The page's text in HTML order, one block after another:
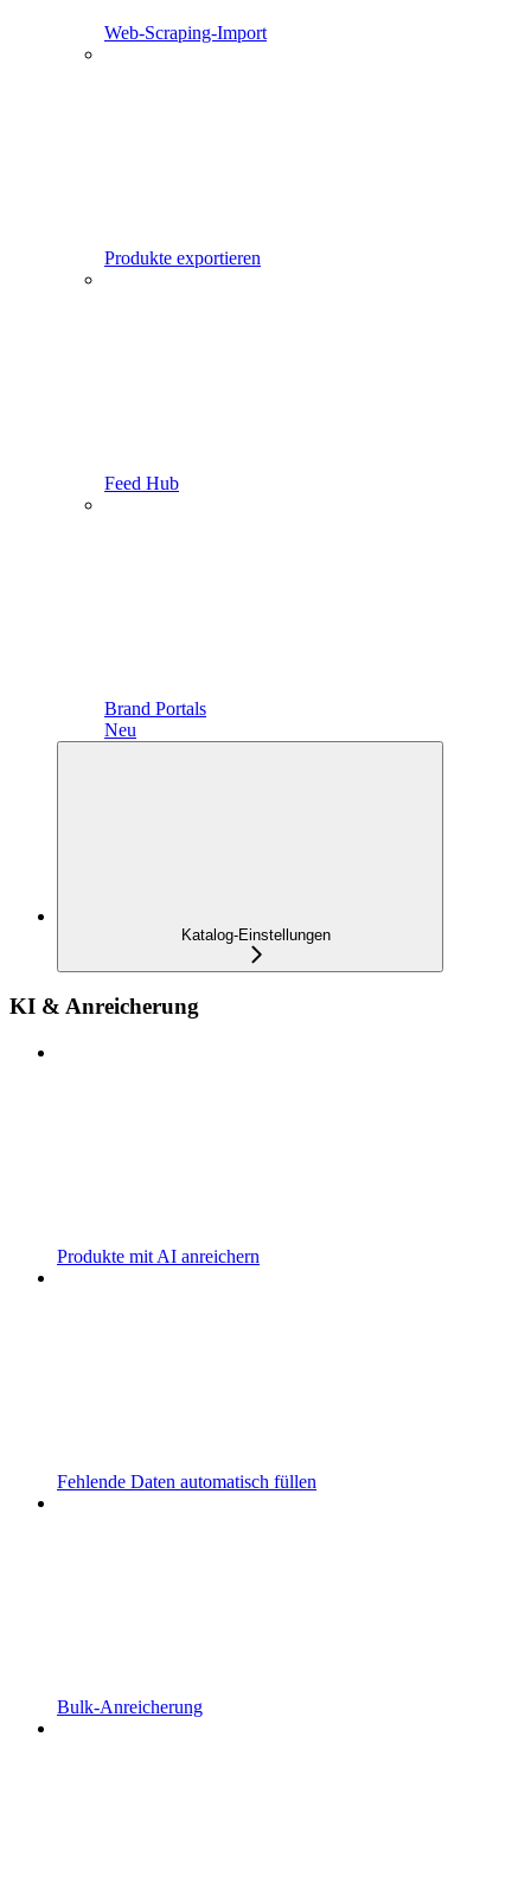
Web-Scraping-Import
Produkte exportieren
Feed Hub
Brand Portals
Neu
Katalog-Einstellungen
KI & Anreicherung
Produkte mit AI anreichern
Fehlende Daten automatisch füllen
Bulk-Anreicherung